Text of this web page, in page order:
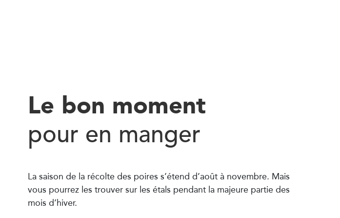
Le bon moment
pour en manger
La saison de la récolte des poires s’étend d’août à novembre. Mais
vous pourrez les trouver sur les étals pendant la majeure partie des
mois d’hiver.